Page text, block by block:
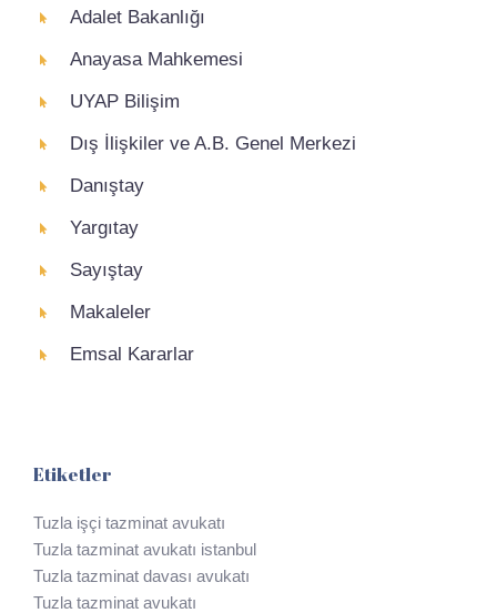
Adalet Bakanlığı
Anayasa Mahkemesi
UYAP Bilişim
Dış İlişkiler ve A.B. Genel Merkezi
Danıştay
Yargıtay
Sayıştay
Makaleler
Emsal Kararlar
Etiketler
Tuzla işçi tazminat avukatı
Tuzla tazminat avukatı istanbul
Tuzla tazminat davası avukatı
Tuzla tazminat avukatı